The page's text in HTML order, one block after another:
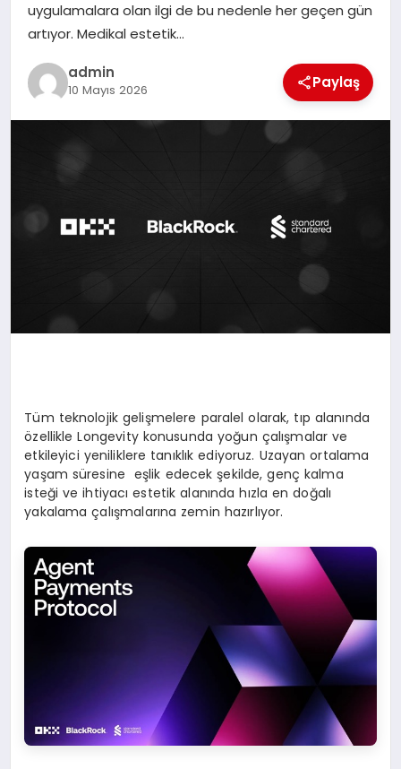
YAŞAM
uygulamalara olan ilgi de bu nedenle her geçen gün
artıyor. Medikal estetik…
admin
10 Mayıs 2026 Paylaş
Tüm teknolojik gelişmelere paralel olarak, tıp alanında
özellikle Longevity konusunda yoğun çalışmalar ve
etkileyici yeniliklere tanıklık ediyoruz. Uzayan ortalama
yaşam süresine eşlik edecek şekilde, genç kalma
isteği ve ihtiyacı estetik alanında hızla en doğalı
yakalama çalışmalarına zemin hazırlıyor.